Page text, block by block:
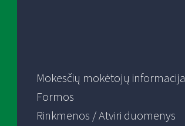
Mokesčių mokėtojų informacija
Formos
Rinkmenos / Atviri duomenys